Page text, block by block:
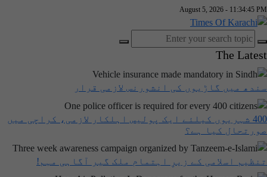
August 5, 2026 - 11:34:45 PM
The Latest
سندھ میں گاڑیوں کی انشورنس لازمی قرار
400 شہریوں کیلئے ایک پولیس اہلکار لازمی، کراچی میں
صورتحال کیا ہے؟
تنظیم اسلامی کے زیرِ اہتمام ملک گیر آگاہی مہم!